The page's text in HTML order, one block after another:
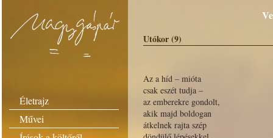
Életrajz
Művei
Utókor (9)
Az a híd – mióta
csak eszét tudja –
az emberekre gondolt,
akik majd boldogan
átkelnek rajta szép